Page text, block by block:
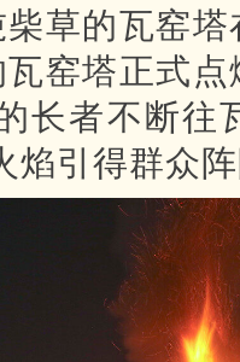
草的瓦窑
瓦窑塔正式
长者不断往
焰引得群众